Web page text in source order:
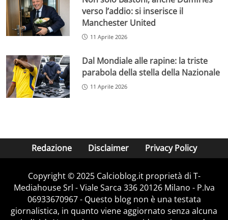
verso l’addio: si inserisce il
Manchester United
11 Aprile 2026
Dal Mondiale alle rapine: la triste
parabola della stella della Nazionale
11 Aprile 2026
Redazione Disclaimer Privacy Policy
Copyright © 2025 Calcioblog.it proprietà di T-
Mediahouse Srl - Viale Sarca 336 20126 Milano - P.Iva
06933670967 - Questo blog non è una testata
giornalistica, in quanto viene aggiornato senza alcuna